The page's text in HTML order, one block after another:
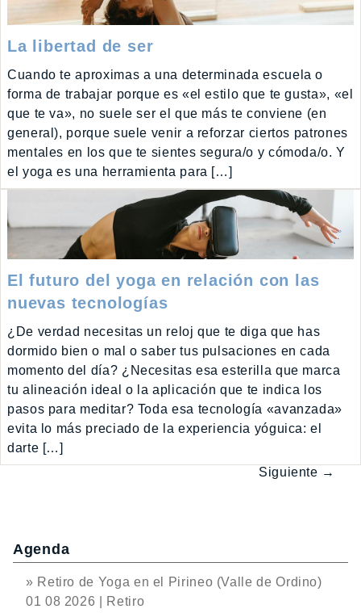
La libertad de ser
Cuando te aproximas a una determinada escuela o
forma de trabajar porque es «el estilo que te gusta», «el
que te va», no suele ser el que más te conviene (en
general), porque suele venir a reforzar ciertos patrones
mentales en los que te sientes segura/o y cómoda/o. Y
el yoga es una herramienta para […]
El futuro del yoga en relación con las
nuevas tecnologías
¿De verdad necesitas un reloj que te diga que has
dormido bien o mal o saber tus pulsaciones en cada
momento del día? ¿Necesitas esa esterilla que marca
tu alineación ideal o la aplicación que te indica los
pasos para meditar? Toda esa tecnología «avanzada»
evita lo más preciado de la experiencia yóguica: el
darte […]
Siguiente →
Agenda
» Retiro de Yoga en el Pirineo (Valle de Ordino)
01 08 2026 | Retiro